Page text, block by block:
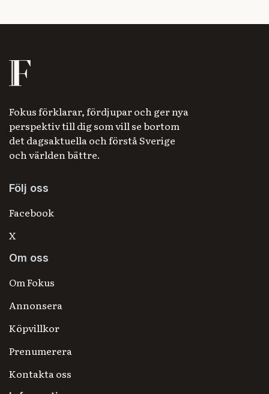
Fokus förklarar, fördjupar och ger nya
perspektiv till dig som vill se bortom
det dagsaktuella och förstå Sverige
och världen bättre.
Följ oss
Facebook
X
Om oss
Om Fokus
Annonsera
Köpvillkor
Prenumerera
Kontakta oss